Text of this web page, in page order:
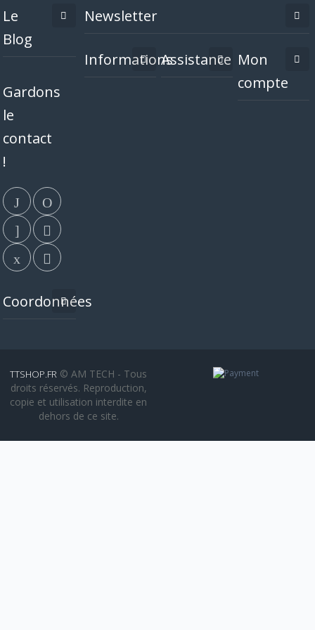
Le
Blog
Gardons
le
contact
!
Coordonnées
Newsletter
InformationsAssistance Mon
compte
TTSHOP.FR © AM TECH - Tous
droits réservés. Reproduction,
copie et utilisation interdite en
dehors de ce site.